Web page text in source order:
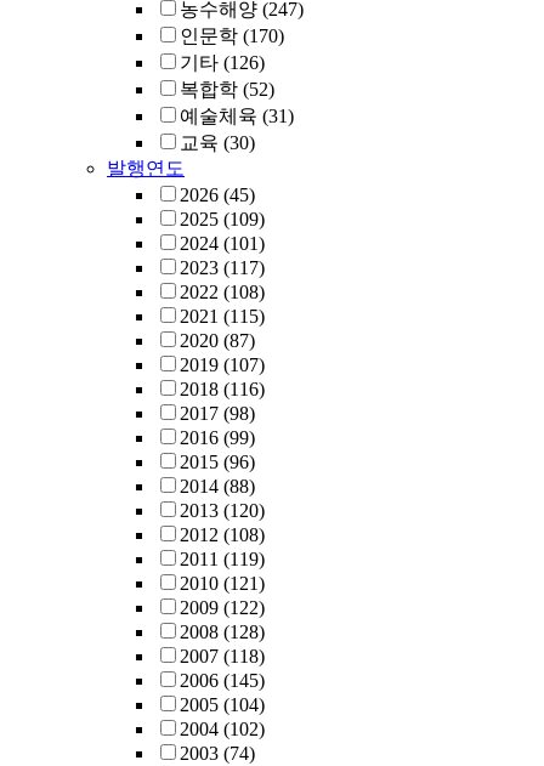
농수해양 (247)
인문학 (170)
기타 (126)
복합학 (52)
예술체육 (31)
교육 (30)
발행연도
2026 (45)
2025 (109)
2024 (101)
2023 (117)
2022 (108)
2021 (115)
2020 (87)
2019 (107)
2018 (116)
2017 (98)
2016 (99)
2015 (96)
2014 (88)
2013 (120)
2012 (108)
2011 (119)
2010 (121)
2009 (122)
2008 (128)
2007 (118)
2006 (145)
2005 (104)
2004 (102)
2003 (74)